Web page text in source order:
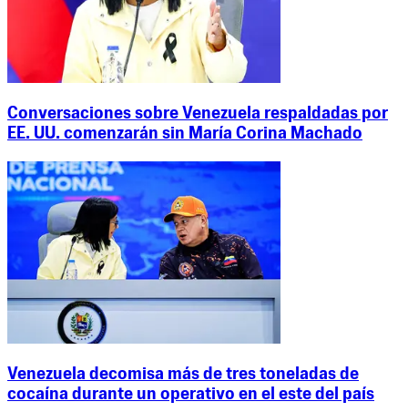
Conversaciones sobre Venezuela respaldadas por
EE. UU. comenzarán sin María Corina Machado
Venezuela decomisa más de tres toneladas de
cocaína durante un operativo en el este del país